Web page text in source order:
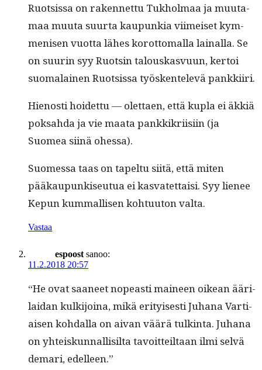
Ruot­sis­sa on raken­net­tu Tukhol­maa ja muu­ta­
maa muu­ta suur­ta kaupunkia viimeiset kym­
menisen vuot­ta läh­es korot­toma­l­la lainal­la. Se
on suurin syy Ruotsin talouskasvu­un, ker­toi
suo­ma­lainen Ruot­sis­sa työsken­televä pankkiiri.
Hienos­ti hoidet­tu — olet­taen, että kupla ei äkkiä
pok­sah­da ja vie maa­ta pankkikri­isi­in (ja
Suomea siinä ohessa).
Suomes­sa taas on tapel­tu siitä, että miten
pääkaupunkiseu­tua ei kas­vatet­taisi. Syy lie­nee
Kepun kum­mallisen kohtu­u­ton valta.
Vastaa
espoost sanoo:
11.2.2018 20:57
“He ovat saa­neet nopeasti maineen oikean ääri­
laidan kulk­i­joina, mikä eri­tyis­es­ti Juhana Var­ti­
aisen kohdal­la on aivan väärä tulk­in­ta. Juhana
on yhteiskun­nal­lisil­ta tavoit­teil­taan ilmi selvä
demari, edelleen.”